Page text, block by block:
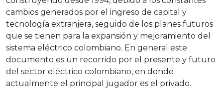
cambios generados por el ingreso de capital y
tecnología extranjera, seguido de los planes futuros
que se tienen para la expansión y mejoramiento del
sistema eléctrico colombiano. En general este
documento es un recorrido por el presente y futuro
del sector eléctrico colombiano, en donde
actualmente el principal jugador es el privado.